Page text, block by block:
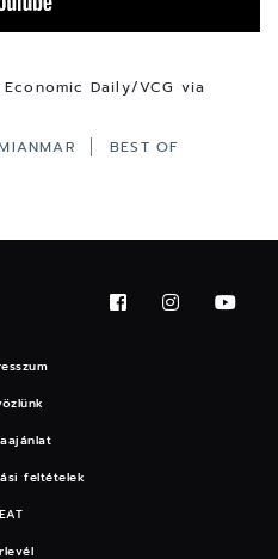
Daily/VCG via
BEST OF
feltételek
EAT